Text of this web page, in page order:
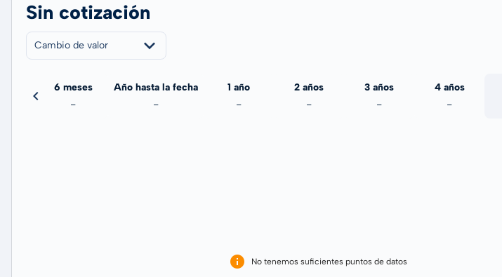
Sin cotización
Cambio de valor
6 meses
-
Año hasta la fecha
-
1 año
-
2 años
-
3 años
-
4 años
-
No tenemos suficientes puntos de datos